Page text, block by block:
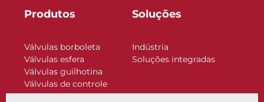
Produtos
Válvulas borboleta
Válvulas esfera
Válvulas guilhotina
Válvulas de controle
Válvulas de retenção
Soluções
Indústria
Soluções integradas